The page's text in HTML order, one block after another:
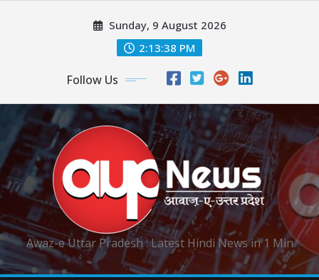
Sunday, 9 August 2026
2:13:39 PM
Follow Us
Awaz-e Uttar Pradesh : Latest Hindi News in 1 Min